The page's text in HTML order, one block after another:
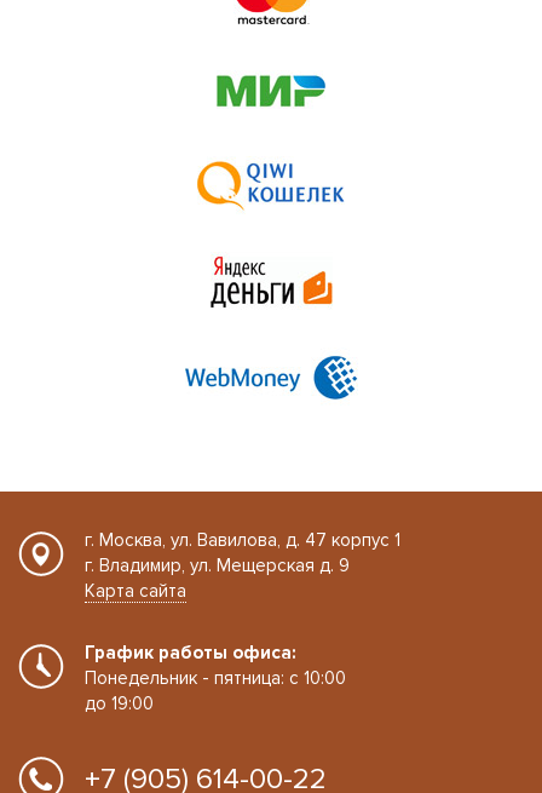
г. Москва, ул. Вавилова, д. 47 корпус 1
г. Владимир, ул. Мещерская д. 9
Карта сайта
График работы офиса:
Понедельник - пятница: с 10:00
до 19:00
+7 (905) 614-00-22